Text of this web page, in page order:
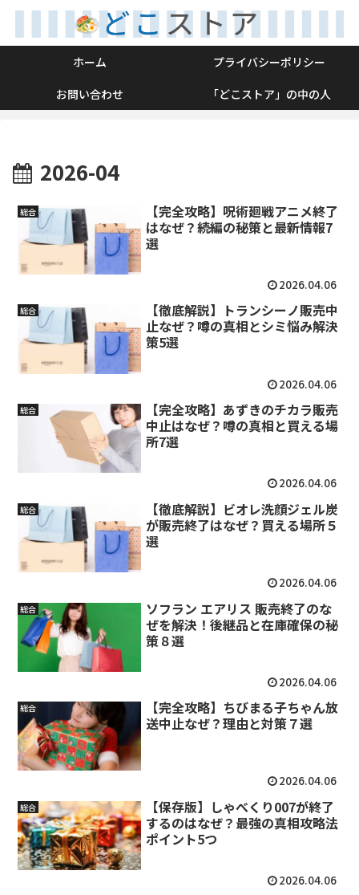
ホーム
プライバシーポリシー
お問い合わせ
「どこストア」の中の人
2026-04
総合
【完全攻略】呪術廻戦アニメ終了
はなぜ？続編の秘策と最新情報7
選
2026.04.06
総合
【徹底解説】トランシーノ販売中
止なぜ？噂の真相とシミ悩み解決
策5選
2026.04.06
総合
【完全攻略】あずきのチカラ販売
中止はなぜ？噂の真相と買える場
所7選
2026.04.06
総合
【徹底解説】ビオレ洗顔ジェル炭
が販売終了はなぜ？買える場所５
選
2026.04.06
総合
ソフラン エアリス 販売終了のな
ぜを解決！後継品と在庫確保の秘
策８選
2026.04.06
総合
【完全攻略】ちびまる子ちゃん放
送中止なぜ？理由と対策７選
2026.04.06
総合
【保存版】しゃべくり007が終了
するのはなぜ？最強の真相攻略法
ポイント5つ
2026.04.06